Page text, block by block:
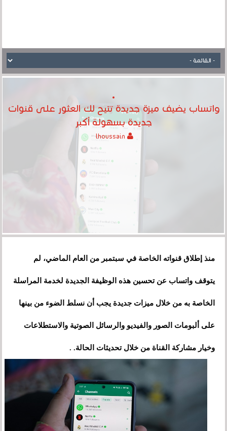
واتساب يضيف ميزة جديدة تتيح لك العثور على قنوات
جديدة بسهولة أكبر
منذ إطلاق قنواته الخاصة في سبتمبر من العام الماضي، لم
يتوقف واتساب عن تحسين هذه الوظيفة الجديدة لخدمة المراسلة
الخاصة به من خلال ميزات جديدة يجب أن نسلط الضوء من بينها
على ألبومات الصور والفيديو والرسائل الصوتية والاستطلاعات
وخيار مشاركة القناة من خلال تحديثات الحالة. .